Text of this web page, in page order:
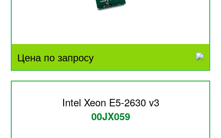
Цена по запросу
Intel Xeon E5-2630 v3
00JX059